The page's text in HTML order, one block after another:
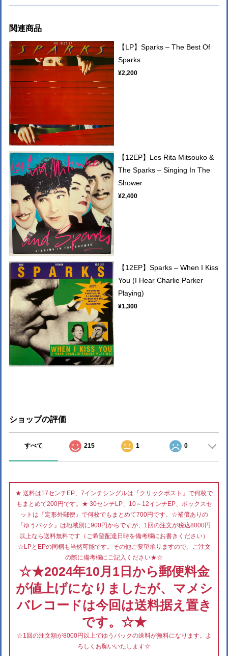
関連商品
【LP】Sparks – The Best Of
Sparks
¥2,200
【12EP】Les Rita Mitsouko &
The Sparks – Singing In The
Shower
¥2,400
【12EP】Sparks – When I Kiss
You (I Hear Charlie Parker
Playing)
¥1,300
ショップの評価
すべて 215 1 0
★ 送料は17センチEP、7インチシングルは『クリックポスト』で何枚で
もまとめて200円です。★ 30センチLP、10～12インチEP、ボックスセ
ットは『定形外郵便』で何枚でもまとめて700円です。☆補償ありの
『ゆうパック』は地域別に900円からですが、1回の注文が税込8000円
以上なら送料無料です（ご希望配達日時を備考欄にお書きください）
☆LPとEPの同梱も当然可能です。その他ご要望承りますので、ご注文
の際に備考欄にご記入ください★☆
☆★2024年10月1日から郵便料金
が値上げになりましたが、マメシ
バレコードは今回は送料据え置き
です。☆★
☆1回の注文額が8000円以上でゆうパックの送料が無料になります。よ
ろしくお願いいたします☆